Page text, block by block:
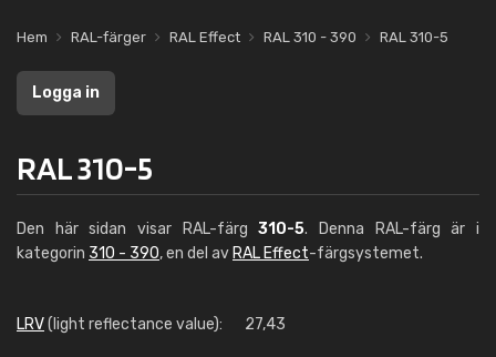
Hem RAL-färger RAL Effect RAL 310 - 390 RAL 310-5
Logga in
RAL 310-5
Den här sidan visar RAL-färg310-5. Denna RAL-färg är i
kategorin 310 - 390, en del av RAL Effect-färgsystemet.
LRV(light reflectance value): 27,43